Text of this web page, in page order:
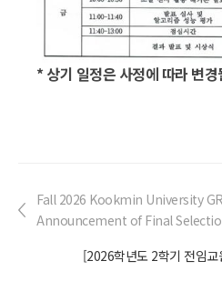
* 상기 일정은 사정에 따라 변
Fall 2026 Kookmin University
Announcement of Final
[2026학년도 2학기 전임